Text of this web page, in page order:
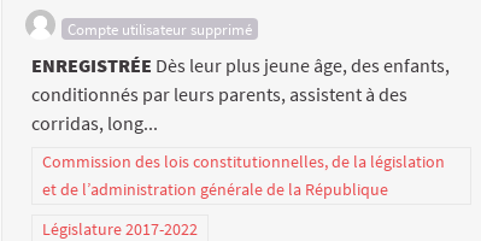
Compte utilisateur supprimé
ENREGISTRÉE Dès leur plus jeune âge, des enfants,
conditionnés par leurs parents, assistent à des
corridas, long...
Commission des lois constitutionnelles, de la législation
et de l’administration générale de la République
Législature 2017-2022